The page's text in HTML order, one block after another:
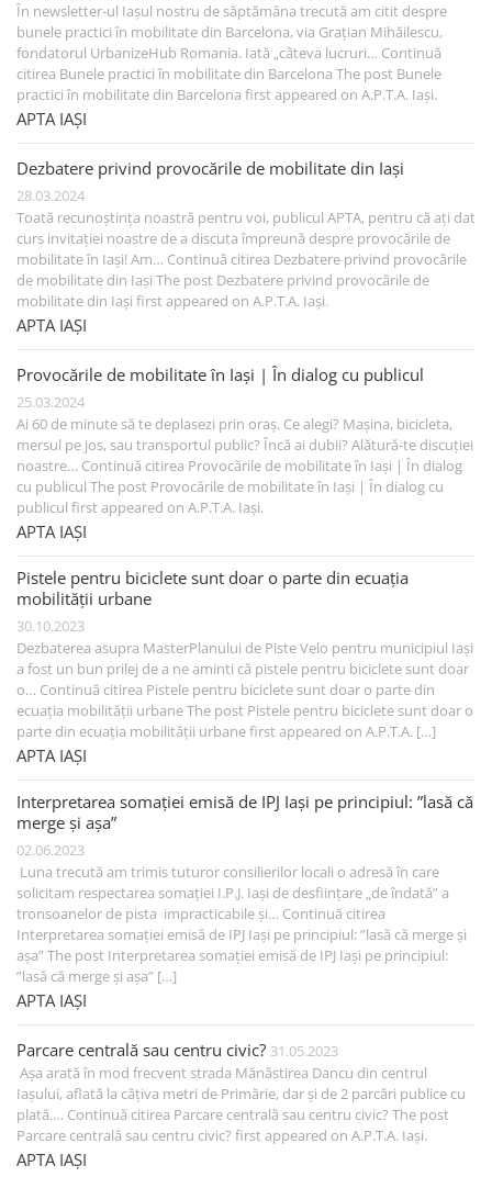
În newsletter-ul Iașul nostru de săptămâna trecută am citit despre
bunele practici în mobilitate din Barcelona, via Grațian Mihăilescu,
fondatorul UrbanizeHub Romania. Iată „câteva lucruri… Continuă
citirea Bunele practici în mobilitate din Barcelona The post Bunele
practici în mobilitate din Barcelona first appeared on A.P.T.A. Iași.
APTA IAȘI
Dezbatere privind provocările de mobilitate din Iași
28.03.2024
Toată recunoștința noastră pentru voi, publicul APTA, pentru că ați dat
curs invitației noastre de a discuta împreună despre provocările de
mobilitate în Iași! Am… Continuă citirea Dezbatere privind provocările
de mobilitate din Iași The post Dezbatere privind provocările de
mobilitate din Iași first appeared on A.P.T.A. Iași.
APTA IAȘI
Provocările de mobilitate în Iași | În dialog cu publicul
25.03.2024
Ai 60 de minute să te deplasezi prin oraș. Ce alegi? Mașina, bicicleta,
mersul pe jos, sau transportul public? Încă ai dubii? Alătură-te discuției
noastre… Continuă citirea Provocările de mobilitate în Iași | În dialog
cu publicul The post Provocările de mobilitate în Iași | În dialog cu
publicul first appeared on A.P.T.A. Iași.
APTA IAȘI
Pistele pentru biciclete sunt doar o parte din ecuația
mobilității urbane
30.10.2023
Dezbaterea asupra MasterPlanului de Piste Velo pentru municipiul Iași
a fost un bun prilej de a ne aminti că pistele pentru biciclete sunt doar
o… Continuă citirea Pistele pentru biciclete sunt doar o parte din
ecuația mobilității urbane The post Pistele pentru biciclete sunt doar o
parte din ecuația mobilității urbane first appeared on A.P.T.A. […]
APTA IAȘI
Interpretarea somației emisă de IPJ Iași pe principiul: ”lasă că
merge și așa”
02.06.2023
Luna trecută am trimis tuturor consilierilor locali o adresă în care
solicitam respectarea somației I.P.J. Iași de desființare „de îndată” a
tronsoanelor de pista impracticabile și… Continuă citirea
Interpretarea somației emisă de IPJ Iași pe principiul: ”lasă că merge și
așa” The post Interpretarea somației emisă de IPJ Iași pe principiul:
”lasă că merge și așa” […]
APTA IAȘI
Parcare centrală sau centru civic? 31.05.2023
Așa arată în mod frecvent strada Mănăstirea Dancu din centrul
Iașului, aflată la câțiva metri de Primărie, dar și de 2 parcări publice cu
plată.… Continuă citirea Parcare centrală sau centru civic? The post
Parcare centrală sau centru civic? first appeared on A.P.T.A. Iași.
APTA IAȘI